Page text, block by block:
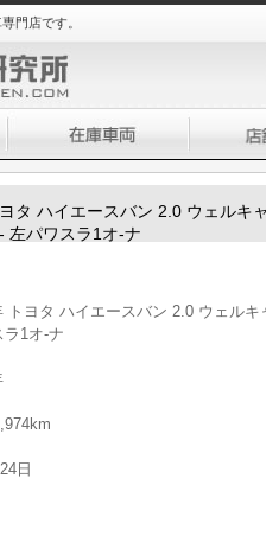
門店です。
タ ハイエースバン 2.0 ウェルキ
左パワスラ1オ-ナ
トヨタ ハイエースバン 2.0 ウェル
ラ1オ-ナ
日